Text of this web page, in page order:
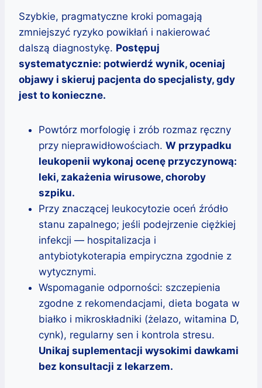
Szybkie, pragmatyczne kroki pomagają
zmniejszyć ryzyko powikłań i nakierować
dalszą diagnostykę. Postępuj
systematycznie: potwierdź wynik, oceniaj
objawy i skieruj pacjenta do specjalisty, gdy
jest to konieczne.
Powtórz morfologię i zrób rozmaz ręczny
przy nieprawidłowościach. W przypadku
leukopenii wykonaj ocenę przyczynową:
leki, zakażenia wirusowe, choroby
szpiku.
Przy znaczącej leukocytozie oceń źródło
stanu zapalnego; jeśli podejrzenie ciężkiej
infekcji — hospitalizacja i
antybiotykoterapia empiryczna zgodnie z
wytycznymi.
Wspomaganie odporności: szczepienia
zgodne z rekomendacjami, dieta bogata w
białko i mikroskładniki (żelazo, witamina D,
cynk), regularny sen i kontrola stresu.
Unikaj suplementacji wysokimi dawkami
bez konsultacji z lekarzem.